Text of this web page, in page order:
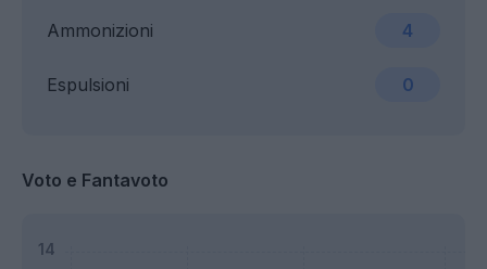
Ammonizioni 4
Espulsioni 0
Voto e Fantavoto